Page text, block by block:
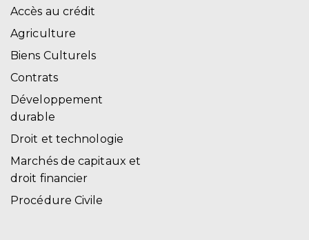
Accès au crédit
Agriculture
Biens Culturels
Contrats
Développement
durable
Droit et technologie
Marchés de capitaux et
droit financier
Procédure Civile